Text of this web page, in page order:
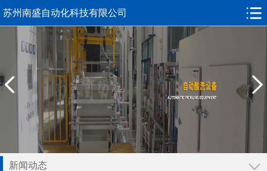
苏州南盛自动化科技有限公司
新闻动态